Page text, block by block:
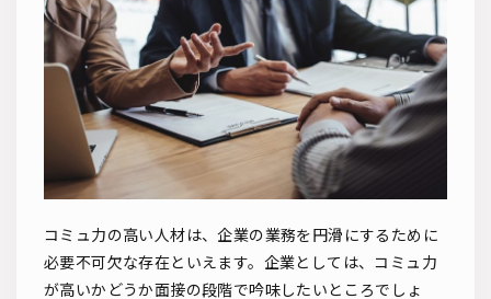
コミュ力の高い人材は、企業の業務を円滑にするために
必要不可欠な存在といえます。企業としては、コミュ力
が高いかどうか面接の段階で吟味したいところでしょ